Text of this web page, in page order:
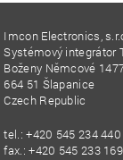
Imcon Electronics,
Systémový integrátor
Boženy Němcové
664 51 Šlapanice
Czech Republic
tel.: +420 545 234 440
fax.: +420 545 233 169